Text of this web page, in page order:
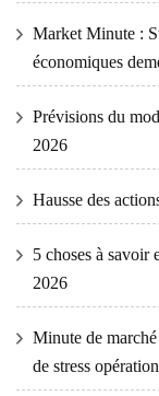
Market Minute :
économiques
Prévisions du
2026
Hausse des
5 choses à savoir
2026
Minute de
de stress